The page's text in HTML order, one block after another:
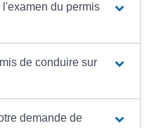
du permis
de conduire sur
demande de